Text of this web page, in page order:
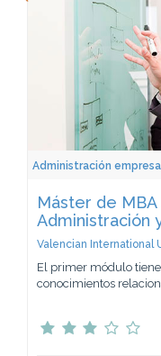
Administración
Máster de
Administración
Valencian International
El primer módulo
conocimientos